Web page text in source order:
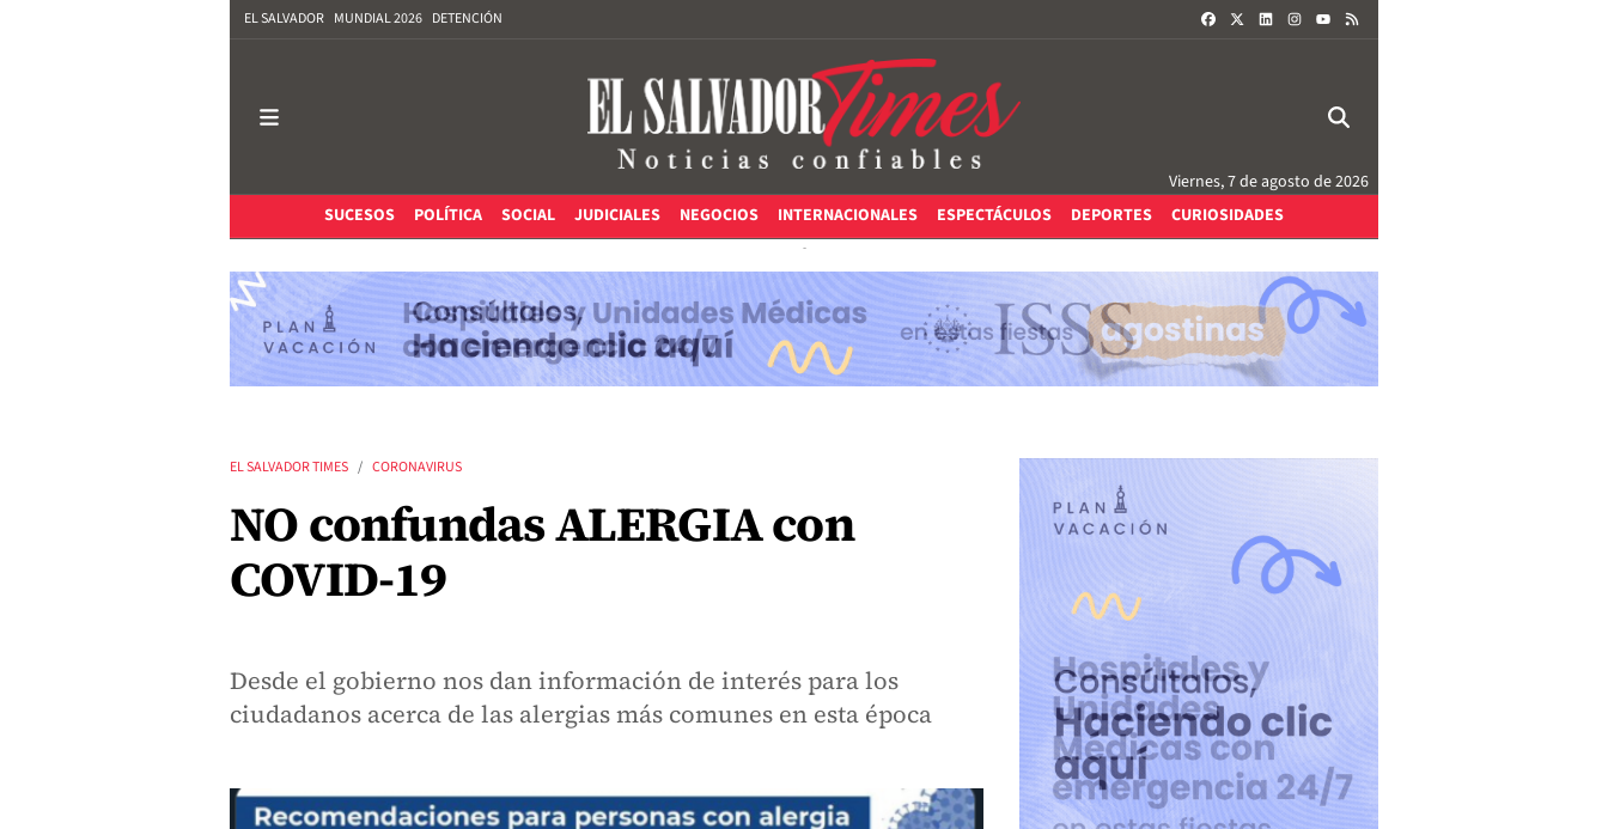
EL SALVADOR MUNDIAL 2026 DETENCIÓN FACEBOOKLINKEDININSTAGRAM
Viernes, 7 de agosto de 2026
SUCESOS
POLÍTICA SOCIAL JUDICIALES NEGOCIOS INTERNACIONALES ESPECTÁCULOS DEPORTES CURIOSIDADES
EL SALVADOR TIMES CORONAVIRUS
NO confundas ALERGIA con
COVID-19
Desde el gobierno nos dan información de interés para los
ciudadanos acerca de las alergias más comunes en esta época